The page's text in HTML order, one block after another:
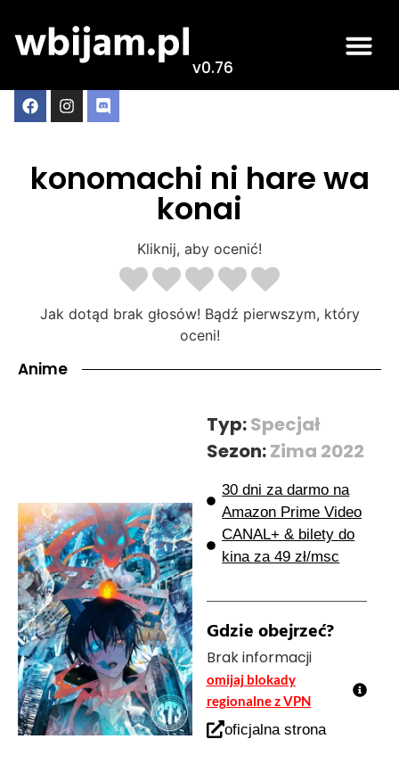
v0.76
konomachi ni hare wa
konai
Kliknij, aby ocenić!
Jak dotąd brak głosów! Bądź pierwszym, który
oceni!
Anime
Typ:Specjał
Sezon:Zima 2022
30 dni za darmo na
Amazon Prime Video
CANAL+ & bilety do
kina za 49 zł/msc
Gdzie obejrzeć?
Brak informacji
omijaj blokady
regionalne z VPN
oficjalna strona